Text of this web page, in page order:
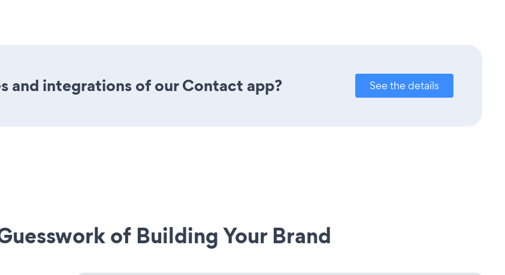
and integrations of our Contact app? See the details
of Building Your Brand